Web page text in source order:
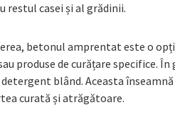
restul casei și al grădinii.
betonul amprentat este o
produse de curățare specifice.
blând. Aceasta
curată și atrăgătoare.